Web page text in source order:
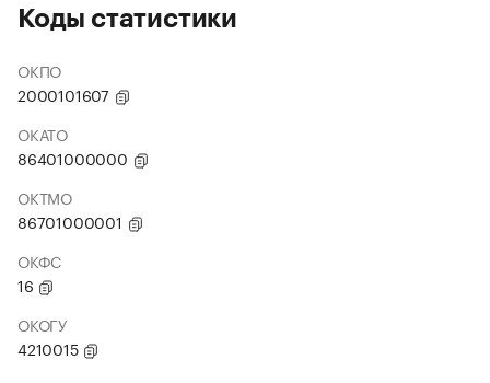
Коды статистики
ОКПО
2000101607
ОКАТО
86401000000
ОКТМО
86701000001
ОКФС
16
ОКОГУ
4210015